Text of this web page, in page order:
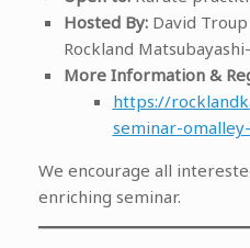
Hosted By:David Troup
Rockland
More Information &
https://
seminar-
We encourage all
enriching seminar.